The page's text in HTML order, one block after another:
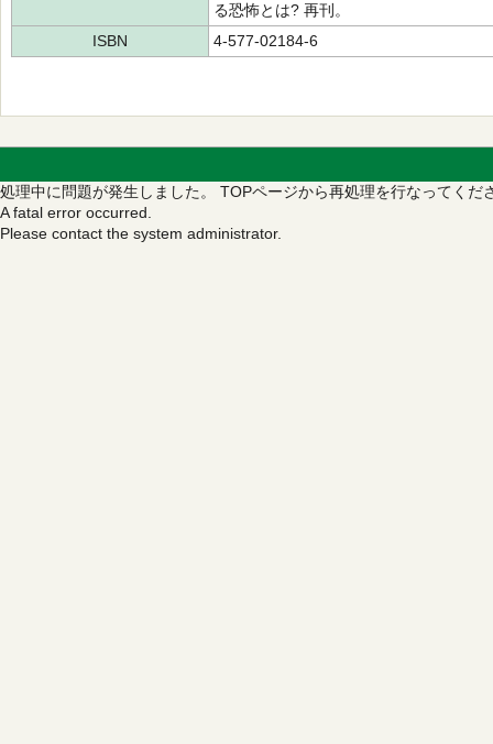
る恐怖とは? 再刊。
ISBN
4-577-02184-6
処理中に問題が発生しました。 TOPページから再処理を行なってくだ
A fatal error occurred.
Please contact the system administrator.